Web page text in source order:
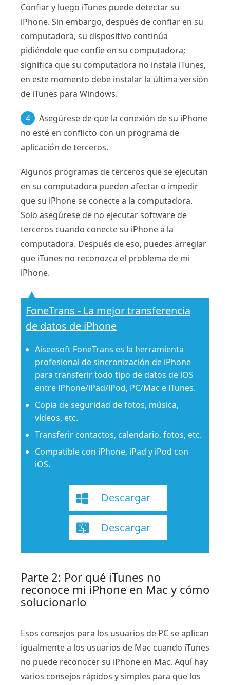
Confiar y luego iTunes puede detectar su
iPhone. Sin embargo, después de confiar en su
computadora, su dispositivo continúa
pidiéndole que confíe en su computadora;
significa que su computadora no instala iTunes,
en este momento debe instalar la última versión
de iTunes para Windows.
4
Asegúrese de que la conexión de su iPhone
no esté en conflicto con un programa de
aplicación de terceros.
Algunos programas de terceros que se ejecutan
en su computadora pueden afectar o impedir
que su iPhone se conecte a la computadora.
Solo asegúrese de no ejecutar software de
terceros cuando conecte su iPhone a la
computadora. Después de eso, puedes arreglar
que iTunes no reconozca el problema de mi
iPhone.
FoneTrans - La mejor transferencia
de datos de iPhone
Aiseesoft FoneTrans es la herramienta
profesional de sincronización de iPhone
para transferir todo tipo de datos de iOS
entre iPhone/iPad/iPod, PC/Mac e iTunes.
Copia de seguridad de fotos, música,
videos, etc.
Transferir contactos, calendario, fotos, etc.
Compatible con iPhone, iPad y iPod con
iOS.
Descargar
Descargar
Parte 2: Por qué iTunes no
reconoce mi iPhone en Mac y cómo
solucionarlo
Esos consejos para los usuarios de PC se aplican
igualmente a los usuarios de Mac cuando iTunes
no puede reconocer su iPhone en Mac. Aquí hay
varios consejos rápidos y simples para que los